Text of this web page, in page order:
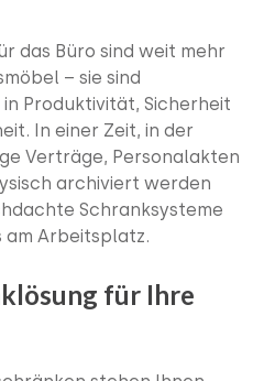
das Büro sind weit mehr
– sie sind
Produktivität, Sicherheit
In einer Zeit, in der
Verträge, Personalakten
archiviert werden
Schranksysteme
am Arbeitsplatz.
für Ihre